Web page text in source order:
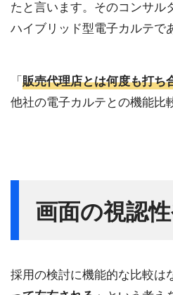
たと言います。そのコンサル
ハイブリッド型電子カルテで
「 販売代理店とは何度も打ち
他社の電子カルテとの機能比
画面の視認
採用の検討に機能的な比較は